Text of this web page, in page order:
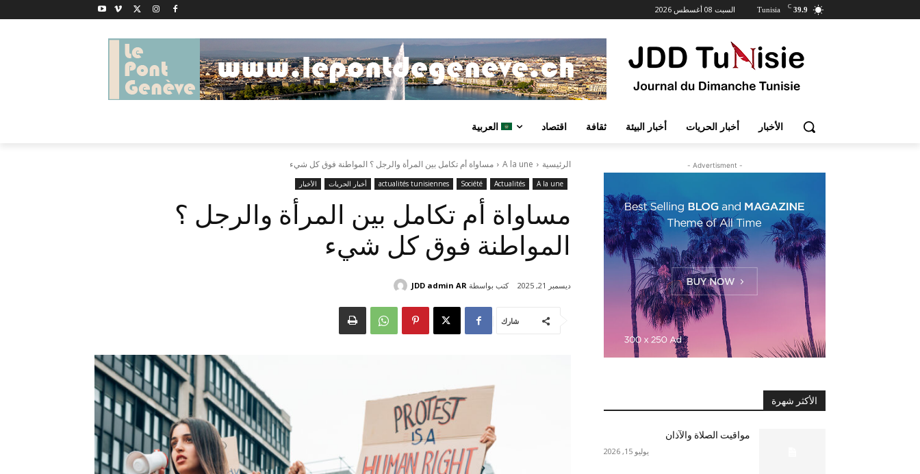
39.9
C
Tunisia السبت 08 أغسطس 2026
الأخبار أخبار الحريات أخبار البيئة ثقافة اقتصاد العربية
الرئيسية A la une مساواة أم تكامل بين المرأة والرجل ؟ المواطنة فوق كل شيء
A la une
Actualités
Société
actualités tunisiennes أخبار الحريات الأخبار
مساواة أم تكامل بين المرأة والرجل ؟
المواطنة فوق كل شيء
ديسمبر 21, 2025 كتب بواسطة JDD admin AR
شارك
- Advertisment -
الأكثر شهرة
مواقيت الصلاة والآذان
يوليو 15, 2026